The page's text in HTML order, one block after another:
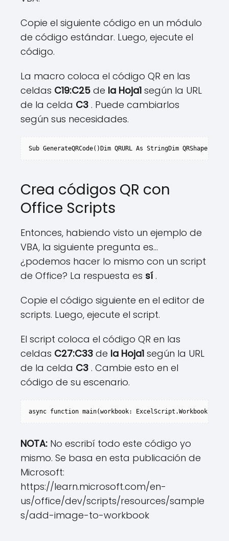
Copie el siguiente código en un módulo
de código estándar. Luego, ejecute el
código.
La macro coloca el código QR en las
celdas C19:C25 de la Hoja1 según la URL
de la celda C3 . Puede cambiarlos
según sus necesidades.
Sub GenerateQRCode()Dim QRURL As StringDim
Crea códigos QR con
Office Scripts
Entonces, habiendo visto un ejemplo de
VBA, la siguiente pregunta es…
¿podemos hacer lo mismo con un script
de Office? La respuesta es sí.
Copie el código siguiente en el editor de
scripts. Luego, ejecute el script.
El script coloca el código QR en las
celdas C27:C33 de la Hoja1 según la URL
de la celda C3 . Cambie esto en el
código de su escenario.
async function main(workbook: ExcelScript.Workbook)
NOTA: No escribí todo este código yo
mismo. Se basa en esta publicación de
Microsoft:
https://learn.microsoft.com/en-
us/office/dev/scripts/resources/sample
s/add-image-to-workbook